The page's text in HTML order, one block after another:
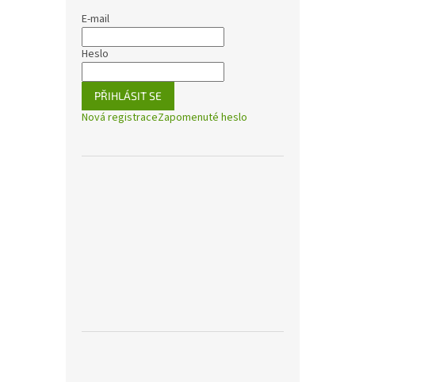
E-mail
Heslo
PŘIHLÁSIT SE
Nová registraceZapomenuté heslo